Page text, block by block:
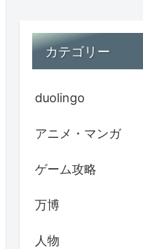
カテゴリー
duolingo
アニメ・マンガ
ゲーム攻略
万博
人物